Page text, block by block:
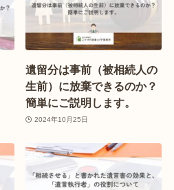
遺留分は事前（被相続人の
生前）に放棄できるのか？
簡単にご説明します。
2024年10月25日